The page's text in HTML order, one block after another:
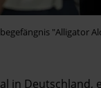
"Alligator
in Deutschland,